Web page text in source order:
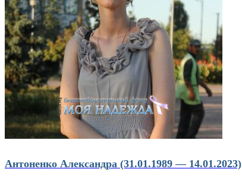
Антоненко Александра (31.01.1989 — 14.01.2023)